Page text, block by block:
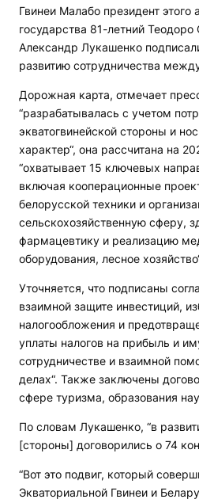
Гвинеи Малабо президент этого
государства 81-летний
Александр Лукашенко
развитию сотрудничества
Дорожная карта, отмечает
“разрабатывалась с учетом
экватогвинейской стороны и
характер“, она рассчитана на
“охватывает 15 ключевых
включая кооперационные
белорусской техники и
сельскохозяйственную сферу,
фармацевтику и реализацию
оборудования, лесное
Уточняется, что подписаны
взаимной защите инвестиций,
налогообложения и
уплаты налогов на прибыль и
сотрудничестве и взаимной
делах“. Также заключены
сфере туризма, образования
По словам Лукашенко, “в
[стороны] договорились о 74
“Вот это подвиг, который
Экваториальной Гвинеи и